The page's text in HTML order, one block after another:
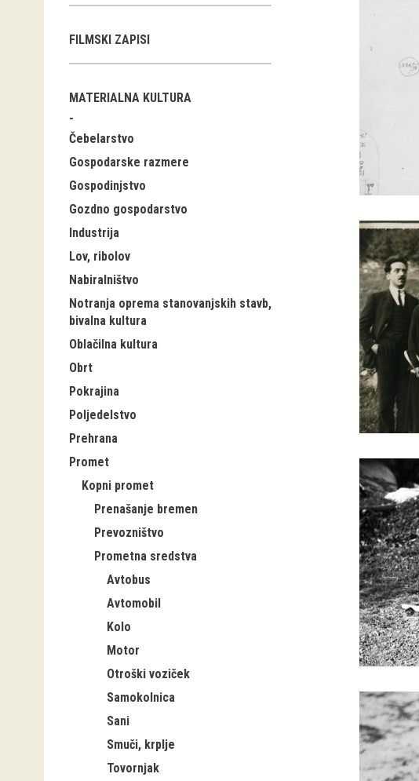
FILMSKI ZAPISI
MATERIALNA KULTURA
Čebelarstvo
Gospodarske razmere
Gospodinjstvo
Gozdno gospodarstvo
Industrija
Lov, ribolov
Nabiralništvo
Notranja oprema stanovanjskih stavb,
bivalna kultura
Oblačilna kultura
Obrt
Pokrajina
Poljedelstvo
Prehrana
Promet
Kopni promet
Prenašanje bremen
Prevozništvo
Prometna sredstva
Avtobus
Avtomobil
Kolo
Motor
Otroški voziček
Samokolnica
Sani
Smuči, krplje
Tovornjak